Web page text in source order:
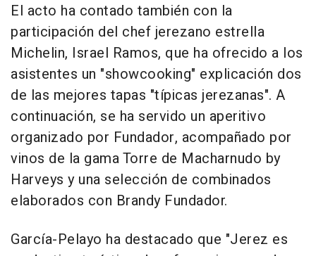
El acto ha contado también con la
participación del chef jerezano estrella
Michelin, Israel Ramos, que ha ofrecido a los
asistentes un "showcooking" explicación dos
de las mejores tapas "típicas jerezanas". A
continuación, se ha servido un aperitivo
organizado por Fundador, acompañado por
vinos de la gama Torre de Macharnudo by
Harveys y una selección de combinados
elaborados con Brandy Fundador.
García-Pelayo ha destacado que "Jerez es